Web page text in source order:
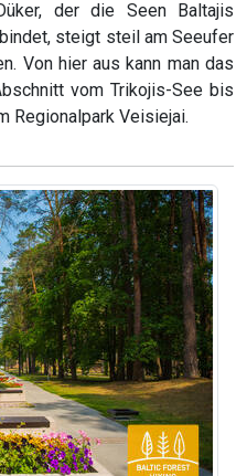
der die Seen Baltajis
steigt steil am Seeufer
Von hier aus kann man das
vom Trikojis-See bis
Regionalpark Veisiejai.